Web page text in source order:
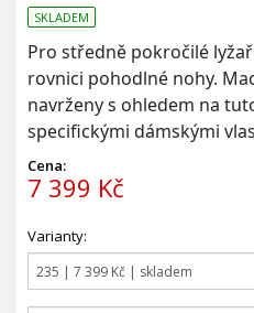
SKLADEM
Pro středně pokročilé
rovnici pohodlné nohy.
navrženy s ohledem na
specifickými dámskými
Cena:
7 399 Kč
Varianty: